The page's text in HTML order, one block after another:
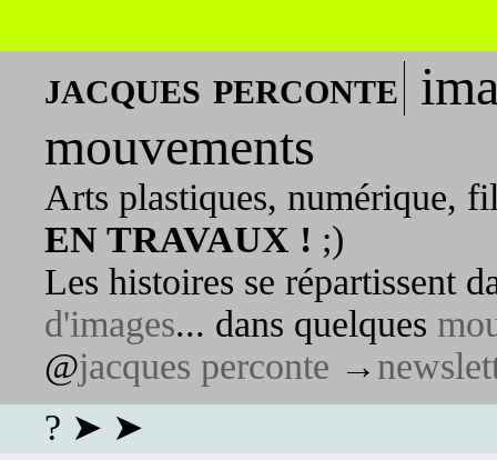
jacques perconte
mouvements
Arts plastiques, numérique,
EN TRAVAUX ! ;)
Les histoires se répartissent
d'images... dans quelques
@jacques perconte →
? ➤ ➤